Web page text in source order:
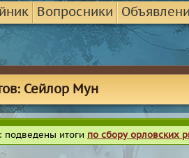
Вопросники
Сейлор Мун
: подведены итоги по сбору орловских